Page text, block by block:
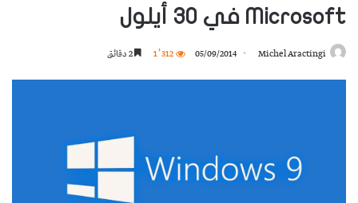
Microsoft في 30 أيلول
Michel Aractingi
05/09/2014 1٬312